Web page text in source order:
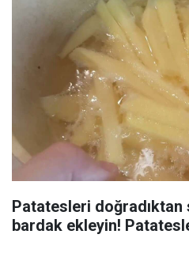
Patatesleri doğradıktan
bardak ekleyin!